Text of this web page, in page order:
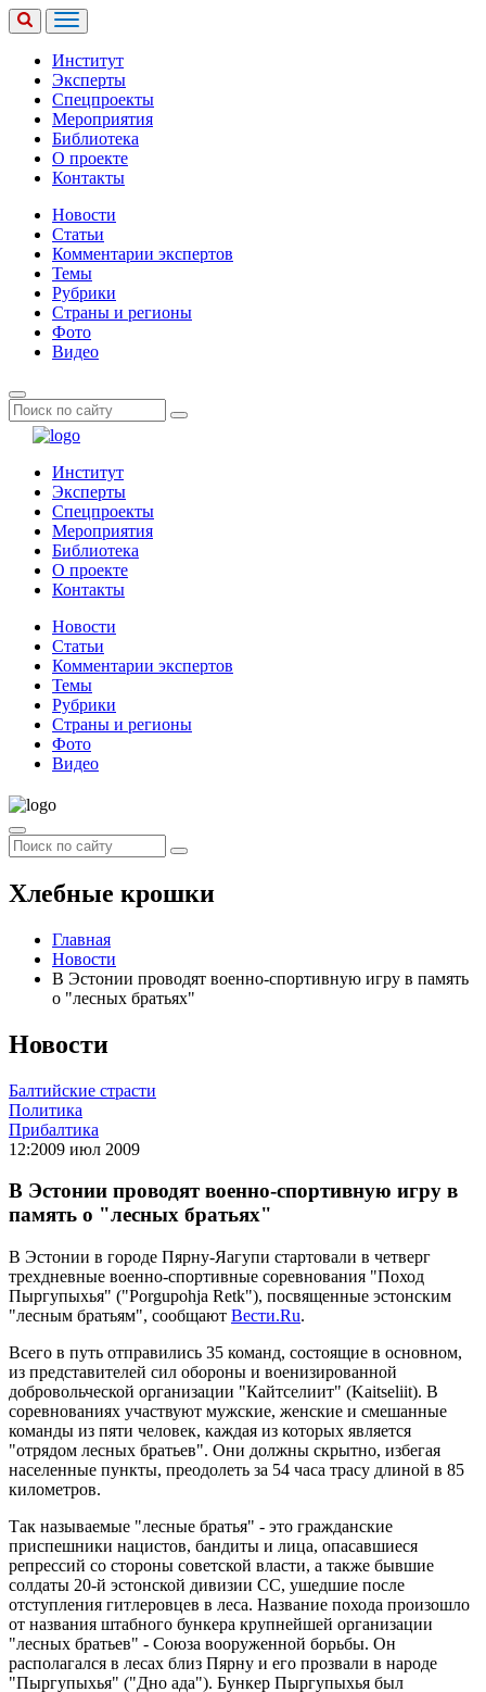
Институт
Эксперты
Спецпроекты
Мероприятия
Библиотека
О проекте
Контакты
Новости
Статьи
Комментарии экспертов
Темы
Рубрики
Страны и регионы
Фото
Видео
Институт
Эксперты
Спецпроекты
Мероприятия
Библиотека
О проекте
Контакты
Новости
Статьи
Комментарии экспертов
Темы
Рубрики
Страны и регионы
Фото
Видео
Хлебные крошки
Главная
Новости
В Эстонии проводят военно-спортивную игру в память
о "лесных братьях"
Новости
Балтийские страсти
Политика
Прибалтика
12:2009 июл 2009
В Эстонии проводят военно-спортивную игру в
память о "лесных братьях"
В Эстонии в городе Пярну-Яагупи стартовали в четверг
трехдневные военно-спортивные соревнования "Поход
Пыргупыхья" ("Porgupohja Retk"), посвященные эстонским
"лесным братьям", сообщают Вести.Ru.
Всего в путь отправились 35 команд, состоящие в основном,
из представителей сил обороны и военизированной
добровольческой организации "Кайтселиит" (Kaitseliit). В
соревнованиях участвуют мужские, женские и смешанные
команды из пяти человек, каждая из которых является
"отрядом лесных братьев". Они должны скрытно, избегая
населенные пункты, преодолеть за 54 часа трасу длиной в 85
километров.
Так называемые "лесные братья" - это гражданские
приспешники нацистов, бандиты и лица, опасавшиеся
репрессий со стороны советской власти, а также бывшие
солдаты 20-й эстонской дивизии СС, ушедшие после
отступления гитлеровцев в леса. Название похода произошло
от названия штабного бункера крупнейшей организации
"лесных братьев" - Союза вооруженной борьбы. Он
располагался в лесах близ Пярну и его прозвали в народе
"Пыргупыхья" ("Дно ада"). Бункер Пыргупыхья был